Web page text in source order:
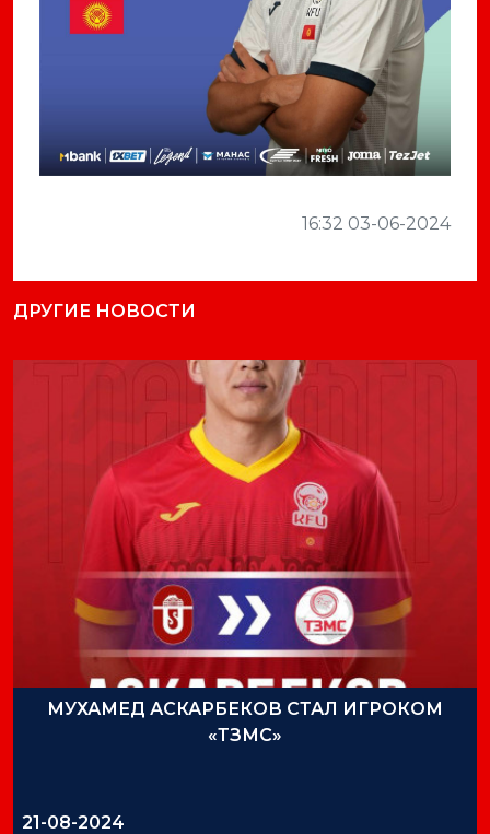
16:32 03-06-2024
ДРУГИЕ НОВОСТИ
МУХАМЕД АСКАРБЕКОВ СТАЛ ИГРОКОМ
«ТЗМС»
21-08-2024